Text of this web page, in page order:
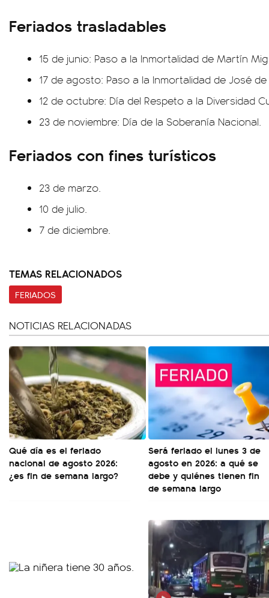
Feriados trasladables
15 de junio: Paso a la Inmortalidad de Martín
17 de agosto: Paso a la Inmortalidad de José
12 de octubre: Día del Respeto a la Diversidad
23 de noviembre: Día de la Soberanía Nacional.
Feriados con fines turísticos
23 de marzo.
10 de julio.
7 de diciembre.
TEMAS RELACIONADOS
FERIADOS
NOTICIAS RELACIONADAS
Qué día es el feriado
nacional de agosto 2026:
¿es fin de semana largo?
Será feriado el lunes 3 de
agosto en 2026: a qué se
debe y quiénes tienen fin
de semana largo